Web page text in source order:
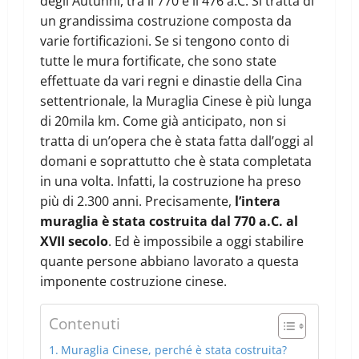
un grandissima costruzione composta da
varie fortificazioni. Se si tengono conto di
tutte le mura fortificate, che sono state
effettuate da vari regni e dinastie della Cina
settentrionale, la Muraglia Cinese è più lunga
di 20mila km. Come già anticipato, non si
tratta di un’opera che è stata fatta dall’oggi al
domani e soprattutto che è stata completata
in una volta. Infatti, la costruzione ha preso
più di 2.300 anni. Precisamente, l’intera
muraglia è stata costruita dal 770 a.C. al
XVII secolo. Ed è impossibile a oggi stabilire
quante persone abbiano lavorato a questa
imponente costruzione cinese.
Contenuti
Muraglia Cinese, perché è stata costruita?